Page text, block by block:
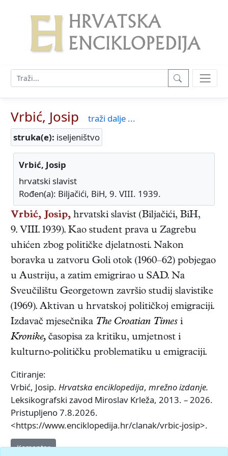
Vrbić, Josip
traži dalje ...
struka(e): iseljeništvo
Vrbić, Josip
hrvatski slavist
Rođen(a): Biljačići, BiH, 9. VIII. 1939.
Vrbić, Josip, hrvatski slavist (Biljačići, BiH,
9. VIII. 1939). Kao student prava u Zagrebu
uhićen zbog političke djelatnosti. Nakon
boravka u zatvoru Goli otok (1960–62) pobjegao
u Austriju, a zatim emigrirao u SAD. Na
Sveučilištu Georgetown završio studij slavistike
(1969). Aktivan u hrvatskoj političkoj emigraciji.
Izdavač mjesečnika The Croatian Times i
Kronike, časopisa za kritiku, umjetnost i
kulturno-političku problematiku u emigraciji.
Citiranje:
Vrbić, Josip. Hrvatska enciklopedija, mrežno izdanje.
Leksikografski zavod Miroslav Krleža, 2013. – 2026.
Pristupljeno 7.8.2026.
<https://www.enciklopedija.hr/clanak/vrbic-josip>.
Komentar